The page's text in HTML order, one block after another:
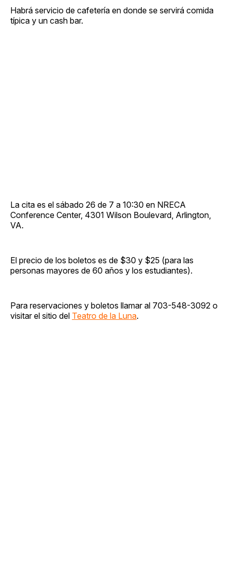
Habrá servicio de cafetería en donde se servirá comida
típica y un cash bar.
La cita es el sábado 26 de 7 a 10:30 en NRECA
Conference Center, 4301 Wilson Boulevard, Arlington,
VA.
El precio de los boletos es de $30 y $25 (para las
personas mayores de 60 años y los estudiantes).
Para reservaciones y boletos llamar al 703-548-3092 o
visitar el sitio del Teatro de la Luna.